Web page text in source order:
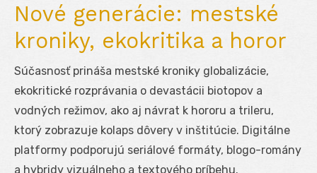
Nové generácie: mestské
kroniky, ekokritika a horor
Súčasnosť prináša mestské kroniky globalizácie,
ekokritické rozprávania o devastácii biotopov a
vodných režimov, ako aj návrat k hororu a trileru,
ktorý zobrazuje kolaps dôvery v inštitúcie. Digitálne
platformy podporujú seriálové formáty, blogo-romány
a hybridy vizuálneho a textového príbehu.